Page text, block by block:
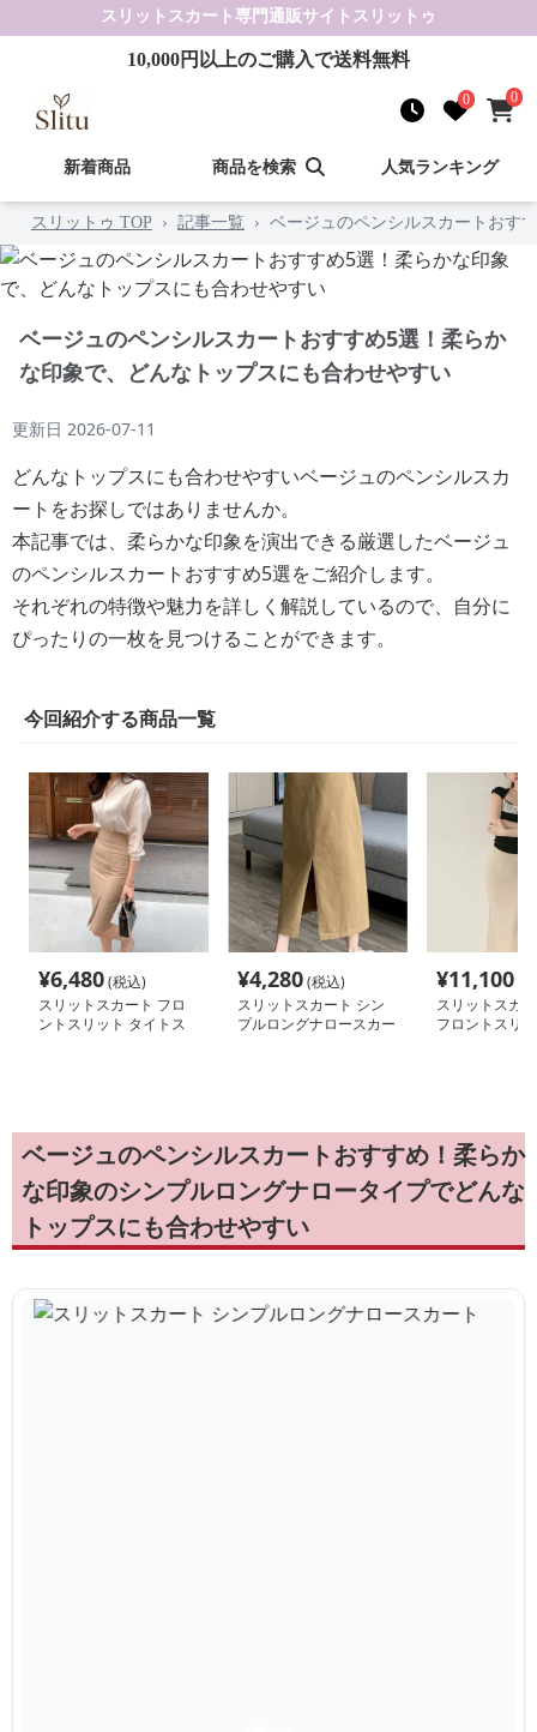
スリットスカート 専門通販サイト スリットゥ
10,000円以上のご購入で送料無料
0 0
新着商品 商品を検索 人気ランキング
スリットゥ TOP › 記事一覧 › ベージュのペンシルスカートおす
ベージュのペンシルスカートおすすめ5選！柔らか
な印象で、どんなトップスにも合わせやすい
更新日 2026-07-11
どんなトップスにも合わせやすいベージュのペンシルスカ
ートをお探しではありませんか。
本記事では、柔らかな印象を演出できる厳選したベージュ
のペンシルスカートおすすめ5選をご紹介します。
それぞれの特徴や魅力を詳しく解説しているので、自分に
ぴったりの一枚を見つけることができます。
今回紹介する商品一覧
¥6,480(税込)
スリットスカート フロ
ントスリット タイトス
¥4,280(税込)
スリットスカート シン
プルロングナロースカー
¥11,100
スリットスカ
フロントスリ
ベージュのペンシルスカートおすすめ！柔らか
な印象のシンプルロングナロータイプでどんな
トップスにも合わせやすい